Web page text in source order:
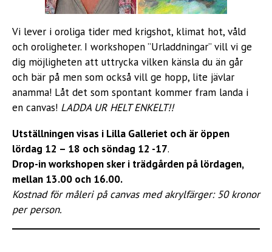
Vi lever i oroliga tider med krigshot, klimat hot, våld
och oroligheter. I workshopen ”Urladdningar” vill vi ge
dig möjligheten att uttrycka vilken känsla du än går
och bär på men som också vill ge hopp, lite jävlar
anamma! Låt det som spontant kommer fram landa i
en canvas! LADDA UR HELT ENKELT!!
Utställningen visas i Lilla Galleriet och är öppen
lördag 12 – 18 och söndag 12 -17.
Drop-in workshopen sker i trädgården på lördagen,
mellan 13.00 och 16.00.
Kostnad för måleri på canvas med akrylfärger: 50 kronor
per person.